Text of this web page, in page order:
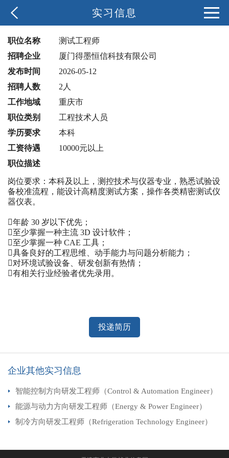
实习信息
职位名称
测试工程师
招聘企业
厦门得墨恒信科技有限公司
发布时间
2026-05-12
招聘人数
2人
工作地域
重庆市
职位类别
工程技术人员
学历要求
本科
工资待遇
10000元以上
职位描述
岗位要求：本科及以上，测控技术与仪器专业，熟悉试验设
备校准流程，能设计高精度测试方案，操作各类精密测试仪
器仪表。
年龄 30 岁以下优先；
至少掌握一种主流 3D 设计软件；
至少掌握一种 CAE 工具；
具备良好的工程思维、动手能力与问题分析能力；
对环境试验设备、研发创新有热情；
有相关行业经验者优先录用。
投递简历
企业其他实习信息
智能控制方向研发工程师（Control & Automation Engineer）
（PLC+上位机各1）
能源与动力方向研发工程师（Energy & Power Engineer）
制冷方向研发工程师（Refrigeration Technology Engineer）